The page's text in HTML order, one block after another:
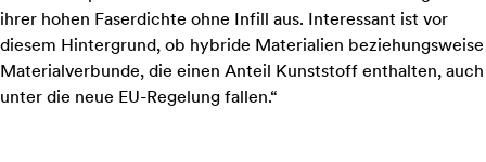
ihrer hohen Faserdichte ohne Infill aus. Interessant ist vor
diesem Hintergrund, ob hybride Materialien beziehungsweise
Materialverbunde, die einen Anteil Kunststoff enthalten, auch
unter die neue EU-Regelung fallen.“